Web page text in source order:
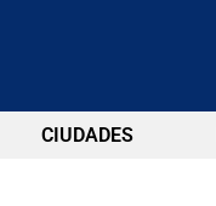
CIUDADES